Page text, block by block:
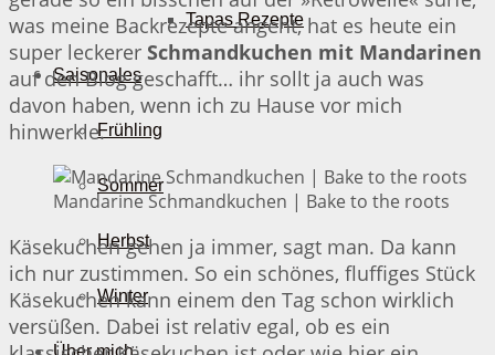
Tapas Rezepte
Saisonales
Frühling
Sommer
Herbst
Winter
Über mich
was meine Backrezepte angeht, hat es heute ein
super leckerer Schmandkuchen mit Mandarinen
auf den Blog geschafft… ihr sollt ja auch was
davon haben, wenn ich zu Hause vor mich
hinwerkle.
Mandarine Schmandkuchen | Bake to the roots
Käsekuchen gehen ja immer, sagt man. Da kann
ich nur zustimmen. So ein schönes, fluffiges Stück
Käsekuchen kann einem den Tag schon wirklich
versüßen. Dabei ist relativ egal, ob es ein